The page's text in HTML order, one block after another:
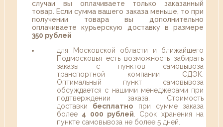
случаи вы оплачиваете только заказанный
товар. Если сумма вашего заказа меньше, то при
получении товара вы дополнительно
оплачиваете курьерскую доставку в размере
350 рублей
для Московской области и ближайшего
Подмосковья есть возможность забирать
заказы с пунктов самовывоза
транспортной компании СДЭК.
Оптимальный пункт самовывоза
обсуждается с нашими менеджерами при
подтверждении заказа. Стоимость
доставки бесплатно при сумме заказа
более 4 000 рублей . Срок хранения на
пункте самовывоза не более 5 дней.